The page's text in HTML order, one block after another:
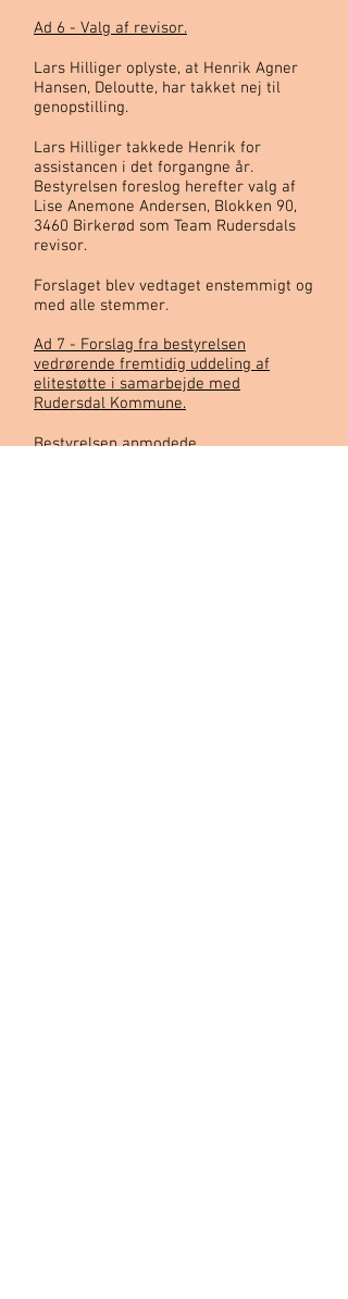
Ad 6 - Valg af revisor.
Lars Hilliger oplyste, at Henrik Agner
Hansen, Deloutte, har takket nej til
genopstilling.
Lars Hilliger takkede Henrik for
assistancen i det forgangne år.
Bestyrelsen foreslog herefter valg af
Lise Anemone Andersen, Blokken 90,
3460 Birkerød som Team Rudersdals
revisor.
Forslaget blev vedtaget enstemmigt og
med alle stemmer.
Ad 7 - Forslag fra bestyrelsen
vedrørende fremtidig uddeling af
elitestøtte i samarbejde med
Rudersdal Kommune.
Bestyrelsen anmodede